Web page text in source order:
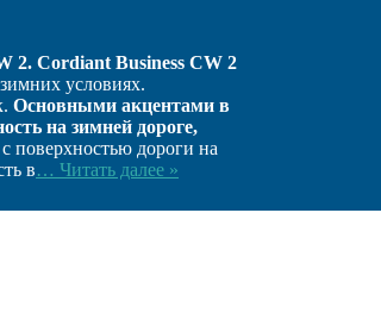
2. Cordiant Business CW 2
условиях.
Основными акцентами в
на зимней дороге,
поверхностью дороги на
в… Читать далее »